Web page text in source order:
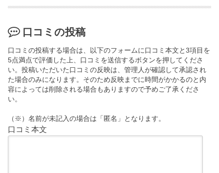
口コミの投稿
口コミの投稿する場合は、以下のフォームに口コミ本文と3項目を
5点満点で評価した上、口コミを送信するボタンを押してくださ
い。投稿いただいた口コミの反映は、管理人が確認して承認され
た場合のみになります。そのため反映までに時間がかかるのと内
容によっては削除される場合もありますので予めご了承くださ
い。
（※）名前が未記入の場合は「匿名」となります。
口コミ本文